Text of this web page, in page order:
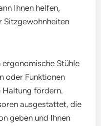
Ihnen helfen,
Sitzgewohnheiten
ergonomische Stühle
oder Funktionen
Haltung fördern.
ausgestattet, die
geben und Ihnen